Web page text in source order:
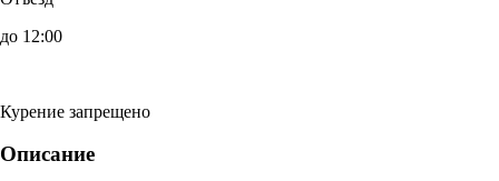
до 12:00
Курение запрещено
Описание